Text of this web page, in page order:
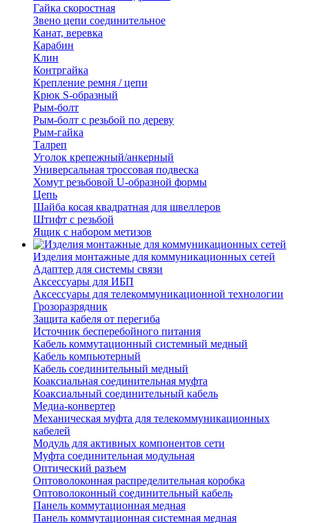
Гайка скоростная
Звено цепи соединительное
Канат, веревка
Карабин
Клин
Контргайка
Крепление ремня / цепи
Крюк S-образный
Рым-болт
Рым-болт с резьбой по дереву
Рым-гайка
Талреп
Уголок крепежный/анкерный
Универсальная троссовая подвеска
Хомут резьбовой U-образной формы
Цепь
Шайба косая квадратная для швеллеров
Штифт с резьбой
Ящик с набором метизов
Изделия монтажные для коммуникационных сетей
Адаптер для системы связи
Аксессуары для ИБП
Аксессуары для телекоммуникационной технологии
Грозоразрядник
Защита кабеля от перегиба
Источник бесперебойного питания
Кабель коммутационный системный медный
Кабель компьютерный
Кабель соединительный медный
Коаксиальная соединительная муфта
Коаксиальный соединительный кабель
Медиа-конвертер
Механическая муфта для телекоммуникационных
кабелей
Модуль для активных компонентов сети
Муфта соединительная модульная
Оптический разъем
Оптоволоконная распределительная коробка
Оптоволоконный соединительный кабель
Панель коммутационная медная
Панель коммутационная системная медная